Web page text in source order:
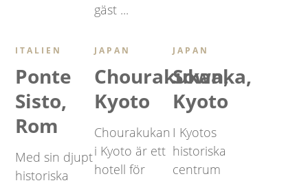
gäst ...
ITALIEN
Ponte
Sisto,
Rom
Med sin djupt
historiska
JAPAN
Chourakukan,
Kyoto
Chourakukan
i Kyoto är ett
hotell för
JAPAN
Sowaka,
Kyoto
I Kyotos
historiska
centrum